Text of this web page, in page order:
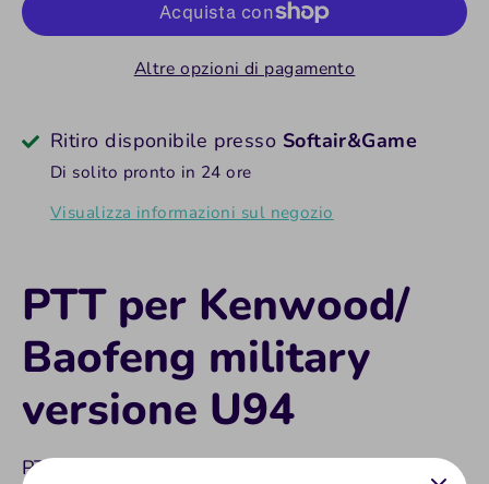
Altre opzioni di pagamento
Ritiro disponibile presso Softair&Game
Di solito pronto in 24 ore
Visualizza informazioni sul negozio
PTT per Kenwood/
Baofeng military
versione U94
PTT per Kenwood/ Baofeng military versione